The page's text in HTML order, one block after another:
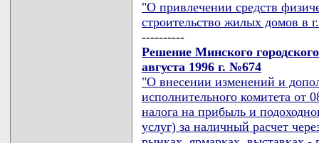
"О привлечении средств
строительство жилых домов в
----------
Решение Минского
августа 1996 г. №674
"О внесении изменений и
исполнительного комитета от
налога на прибыль и
услуг) за наличный расчет